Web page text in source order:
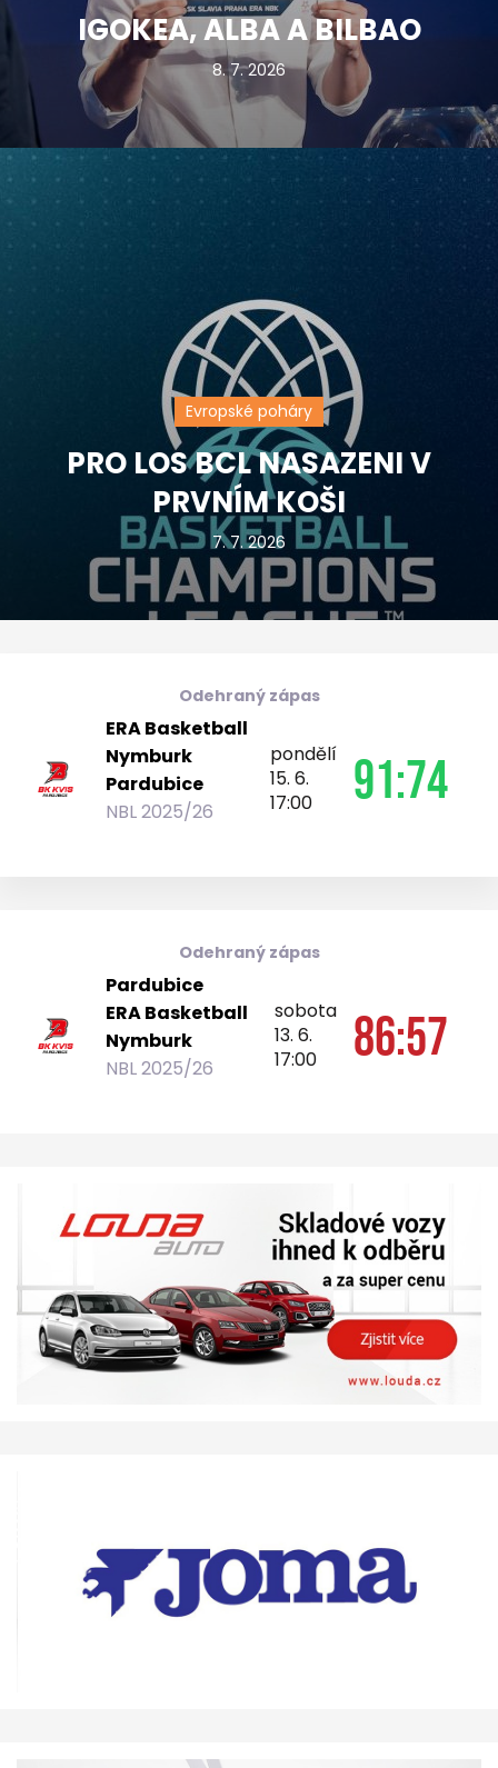
IGOKEA, ALBA A BILBAO
8. 7. 2026
Evropské poháry
PRO LOS BCL NASAZENI V
PRVNÍM KOŠI
7. 7. 2026
Odehraný zápas
ERA Basketball
Nymburk
Pardubice
NBL 2025/26
pondělí
15. 6.
17:00
91:74
Odehraný zápas
Pardubice
ERA Basketball
Nymburk
NBL 2025/26
sobota
13. 6.
17:00
86:57